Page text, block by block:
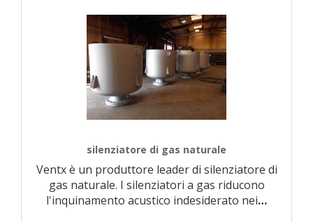
silenziatore di gas naturale
Ventx è un produttore leader di silenziatore di
gas naturale. I silenziatori a gas riducono
l'inquinamento acustico indesiderato nei…